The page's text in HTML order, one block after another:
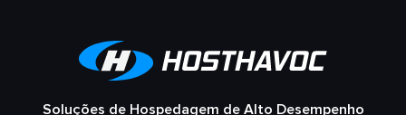
Soluções de Hospedagem de Alto Desempenho